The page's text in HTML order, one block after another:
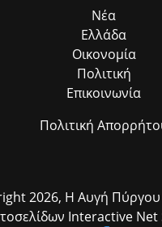
φέρνει απτά αποτελέσματα
Νέα
Ελλάδα
Οικονομία
Πολιτική
Επικοινωνία
Πολιτική
2026, Η Αυγή Πύργου
Interactive Net